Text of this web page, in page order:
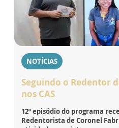
NOTÍCIAS
Seguindo o Redentor
nos CAS
12º episódio do programa
Redentorista de Coronel